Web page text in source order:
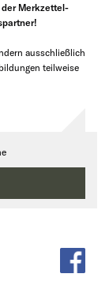
der Merkzettel-
ausschließlich
teilweise